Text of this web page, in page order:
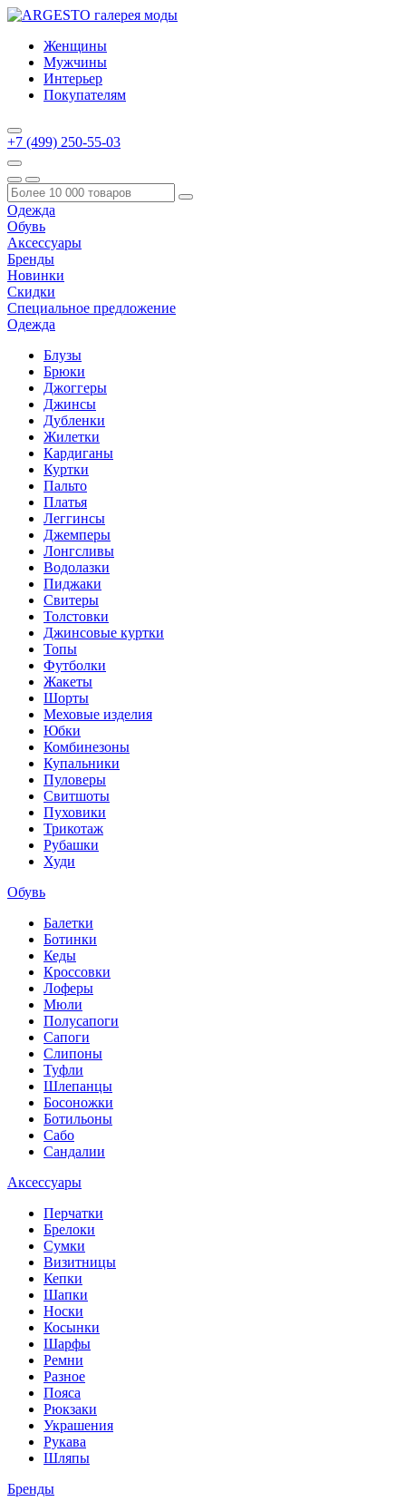
Женщины
Мужчины
Интерьер
Покупателям
+7 (499) 250-55-03
Одежда
Обувь
Аксессуары
Бренды
Новинки
Скидки
Специальное предложение
Одежда
Блузы
Брюки
Джоггеры
Джинсы
Дубленки
Жилетки
Кардиганы
Куртки
Пальто
Платья
Леггинсы
Джемперы
Лонгсливы
Водолазки
Пиджаки
Свитеры
Толстовки
Джинсовые куртки
Топы
Футболки
Жакеты
Шорты
Меховые изделия
Юбки
Комбинезоны
Купальники
Пуловеры
Свитшоты
Пуховики
Трикотаж
Рубашки
Худи
Обувь
Балетки
Ботинки
Кеды
Кроссовки
Лоферы
Мюли
Полусапоги
Сапоги
Слипоны
Туфли
Шлепанцы
Босоножки
Ботильоны
Сабо
Сандалии
Аксессуары
Перчатки
Брелоки
Сумки
Визитницы
Кепки
Шапки
Носки
Косынки
Шарфы
Ремни
Разное
Пояса
Рюкзаки
Украшения
Рукава
Шляпы
Бренды